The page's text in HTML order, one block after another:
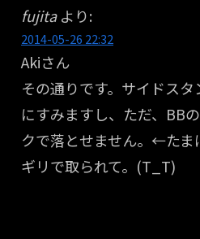
fujita より:
2014-05-26 22:32
Akiさん
その通りです。サイドス
にすみますし、ただ、BB
クで落とせません。←たま
ギリで取られて。(T_T)